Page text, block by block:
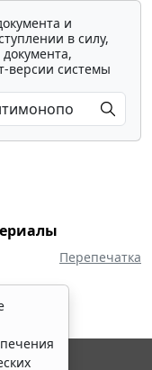
и
в силу,
версии системы
Перепечатка